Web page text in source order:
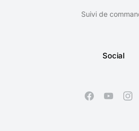
Suivi de
Social